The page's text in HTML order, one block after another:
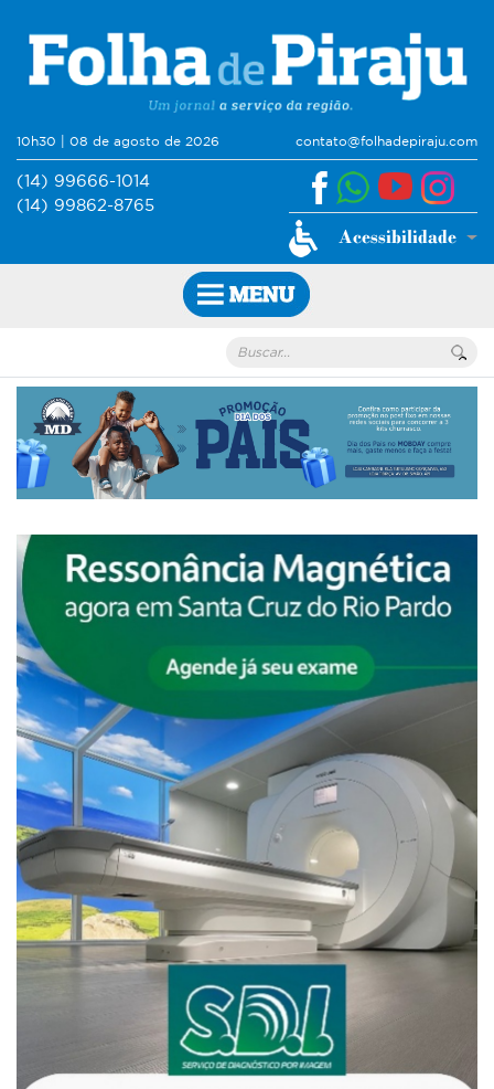
10h30 | 08 de agosto de 2026 contato@folhadepiraju.com
(14) 99666-1014
(14) 99862-8765